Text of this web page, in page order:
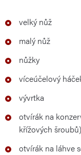
velký nůž
malý nůž
nůžky
víceúčelový
vývrtka
otvírák na
křížových šroubů)
otvírák na láhve